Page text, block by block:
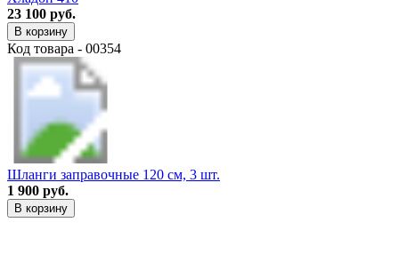
23 100 руб.
В корзину
Код товара - 00354
Шланги заправочные 120 см, 3 шт.
1 900 руб.
В корзину